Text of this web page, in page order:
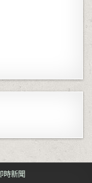
新聞